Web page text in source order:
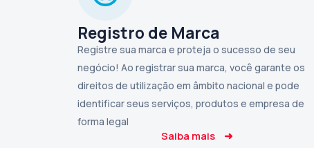
Registro de Marca
Registre sua marca e proteja o sucesso de seu
negócio! Ao registrar sua marca, você garante os
direitos de utilização em âmbito nacional e pode
identificar seus serviços, produtos e empresa de
forma legal
Saiba mais ➜